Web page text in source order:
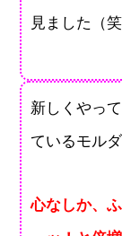
見ました（笑
新しくやっ
ているモル
心なしか、